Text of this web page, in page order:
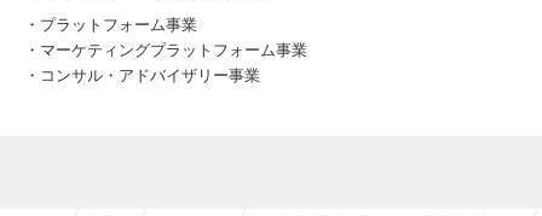
・プラットフォーム事業
・マーケティングプラットフォーム事業
・コンサル・アドバイザリー事業